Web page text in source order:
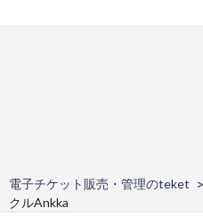
電子チケット販売・管理のteket
クルAnkka